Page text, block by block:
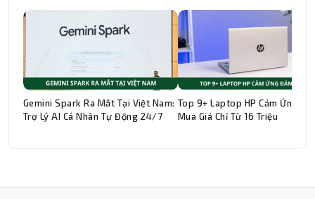
Gemini Spark Ra Mắt Tại Việt Nam:
Trợ Lý AI Cá Nhân Tự Động 24/7
Top 9+ Laptop HP Cảm Ứng
Mua Giá Chỉ Từ 16 Triệu